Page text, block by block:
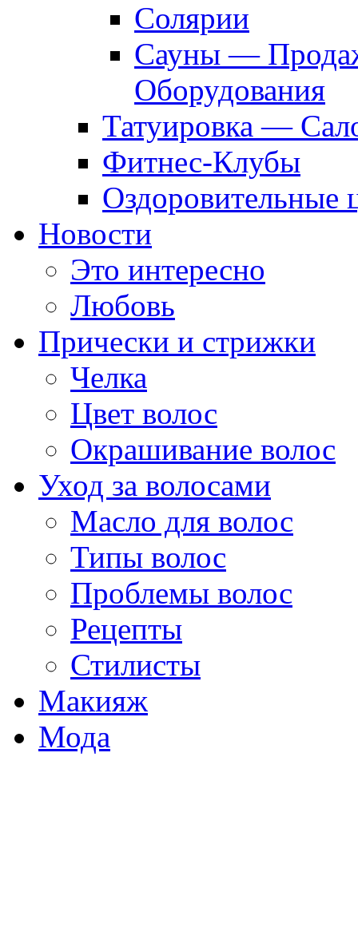
Солярии
Сауны —
Оборудования
Татуировка —
Фитнес-Клубы
Оздоровительные
Новости
Это интересно
Любовь
Прически и стрижки
Челка
Цвет волос
Окрашивание волос
Уход за волосами
Масло для волос
Типы волос
Проблемы волос
Рецепты
Стилисты
Макияж
Мода